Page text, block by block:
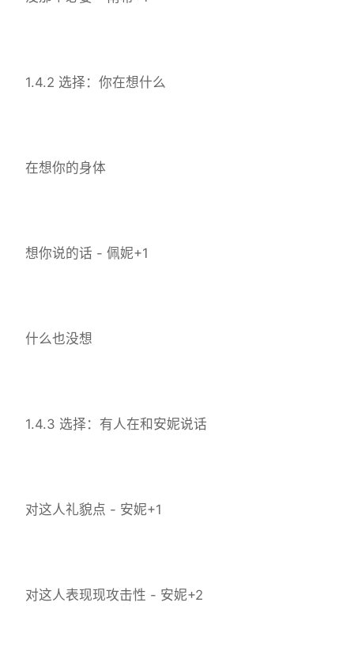
1.4.2 选择：你在想什么
在想你的身体
想你说的话 - 佩妮+1
什么也没想
1.4.3 选择：有人在和安妮说话
对这人礼貌点 - 安妮+1
对这人表现现攻击性 - 安妮+2